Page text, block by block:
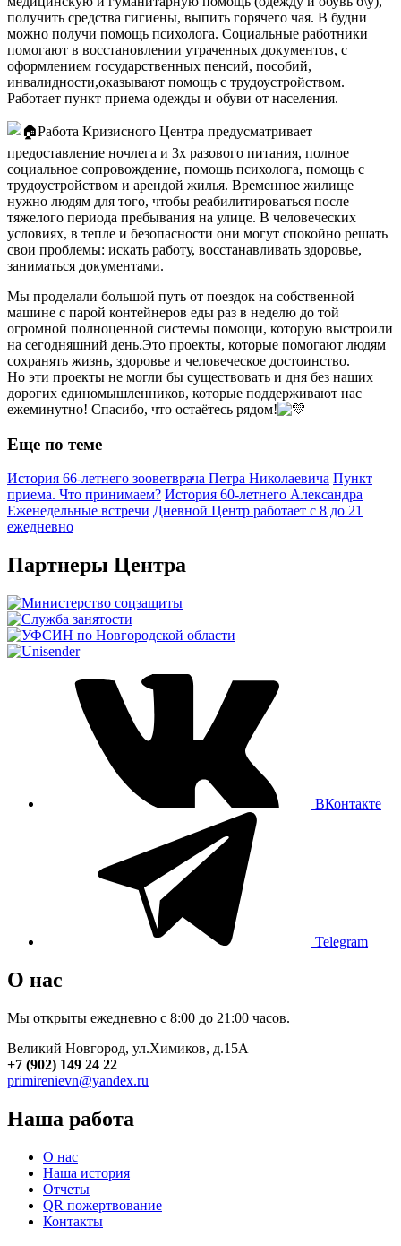
получить средства гигиены, выпить горячего чая. В будни
можно получи помощь психолога. Социальные работники
помогают в восстановлении утраченных документов, с
оформлением государственных пенсий, пособий,
инвалидности,оказывают помощь с трудоустройством.
Работает пункт приема одежды и обуви от населения.
Работа Кризисного Центра предусматривает
предоставление ночлега и 3х разового питания, полное
социальное сопровождение, помощь психолога, помощь с
трудоустройством и арендой жилья. Временное жилище
нужно людям для того, чтобы реабилитироваться после
тяжелого периода пребывания на улице. В человеческих
условиях, в тепле и безопасности они могут спокойно решать
свои проблемы: искать работу, восстанавливать здоровье,
заниматься документами.
Мы проделали большой путь от поездок на собственной
машине с парой контейнеров еды раз в неделю до той
огромной полноценной системы помощи, которую выстроили
на сегодняшний день.Это проекты, которые помогают людям
сохранять жизнь, здоровье и человеческое достоинство.
Но эти проекты не могли бы существовать и дня без наших
дорогих единомышленников, которые поддерживают нас
ежеминутно! Спасибо, что остаётесь рядом!
Еще по теме
История 66-летнего зооветврача Петра Николаевича Пункт
приема. Что принимаем? История 60-летнего Александра
Еженедельные встречи Дневной Центр работает с 8 до 21
ежедневно
Партнеры Центра
ВКонтакте
Telegram
О нас
Мы открыты ежедневно с 8:00 до 21:00 часов.
Великий Новгород, ул.Химиков, д.15А
+7 (902) 149 24 22
primirenievn@yandex.ru
Наша работа
О нас
Наша история
Отчеты
QR пожертвование
Контакты